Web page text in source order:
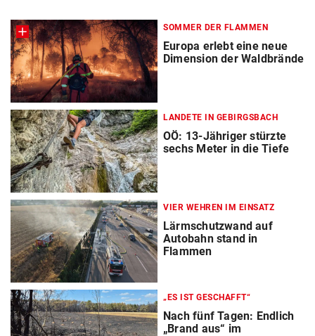
SOMMER DER FLAMMEN
Europa erlebt eine neue
Dimension der Waldbrände
LANDETE IN GEBIRGSBACH
OÖ: 13-Jähriger stürzte
sechs Meter in die Tiefe
VIER WEHREN IM EINSATZ
Lärmschutzwand auf
Autobahn stand in
Flammen
„ES IST GESCHAFFT“
Nach fünf Tagen: Endlich
„Brand aus“ im